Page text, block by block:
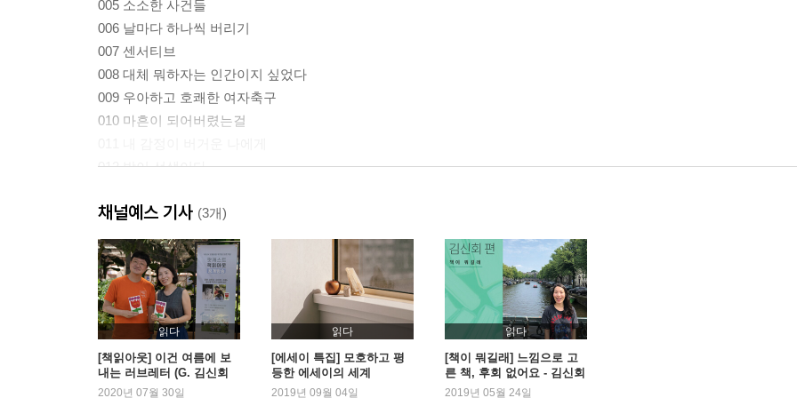
005 소소한 사건들
006 날마다 하나씩 버리기
007 센서티브
008 대체 뭐하자는 인간이지 싶었다
009 우아하고 호쾌한 여자축구
010 마흔이 되어버렸는걸
012 밤이 선생이다
014 연인노트
015 자존감 수업
016 헝거
017 랩 걸
018 익숙한 새벽 세 시
019 아홉 살 마음 사전
020 행복한 그림자의 춤
021 잘돼가? 무엇이든
채널예스 기사 (3개)
읽다
[책읽아웃] 이건 여름에 보
내는 러브레터 (G. 김신회
작가)
2020년 07월 30일
읽다
[에세이 특집] 모호하고 평
등한 에세이의 세계
2019년 09월 04일
읽다
[책이 뭐길래] 느낌으로 고
른 책, 후회 없어요 - 김신회
편
2019년 05월 24일